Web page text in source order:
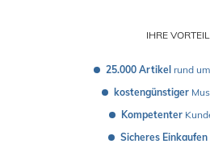
IHRE
25.000 Artikel rund
kostengünstiger
Kompetenter
Sicheres Einkaufen